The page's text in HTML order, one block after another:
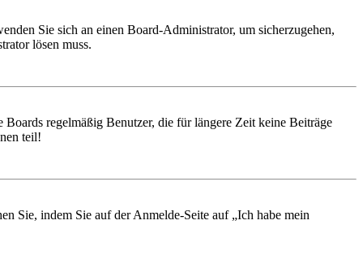
Sie sich an einen Board-Administrator, um sicherzugehen,
lösen muss.
regelmäßig Benutzer, die für längere Zeit keine Beiträge
teil!
Sie, indem Sie auf der Anmelde-Seite auf „Ich habe mein